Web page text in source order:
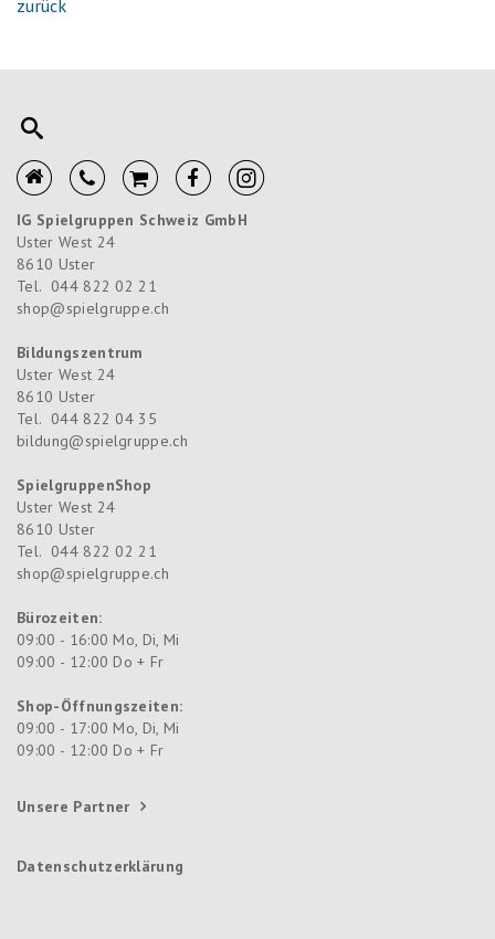
zurück
IG Spielgruppen Schweiz GmbH
Uster West 24
8610 Uster
Tel. 044 822 02 21
shop@spielgruppe.ch
Bildungszentrum
Uster West 24
8610 Uster
Tel. 044 822 04 35
bildung@spielgruppe.ch
SpielgruppenShop
Uster West 24
8610 Uster
Tel. 044 822 02 21
shop@spielgruppe.ch
Bürozeiten:
09:00 - 16:00 Mo, Di, Mi
09:00 - 12:00 Do + Fr
Shop-Öffnungszeiten:
09:00 - 17:00 Mo, Di, Mi
09:00 - 12:00 Do + Fr
Unsere Partner
Datenschutzerklärung